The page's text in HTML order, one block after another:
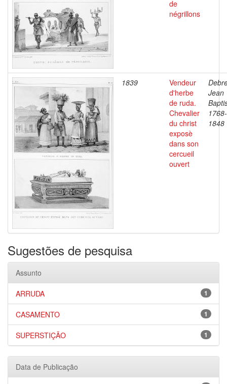
de
négrillons
1839
Vendeur
d'herbe
de ruda.
Chevalier
du christ
exposè
dans son
cercueil
ouvert
Jean
1768-
1848
Sugestões de pesquisa
Assunto
1
ARRUDA
1
CASAMENTO
1
SUPERSTIÇÃO
Data de Publicação